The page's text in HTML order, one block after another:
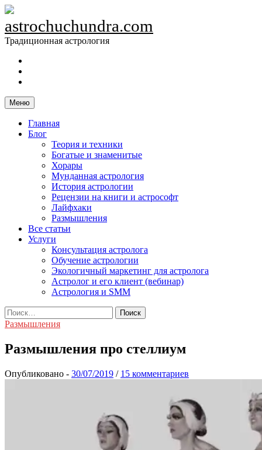
Skip
content
astrochuchundra.com
Традиционная астрология
Меню
Главная
Блог
Теория и техники
Богатые и знаменитые
Хорары
Мунданная астрология
История астрологии
Рецензии на книги и астрософт
Лайфхаки
Размышления
Все статьи
Услуги
Консультация астролога
Обучение астрологии
Экологичный маркетинг для астролога
Астролог и его клиент (вебинар)
Астрология и SMM
Найти:
Размышления
Размышления про стеллиум
Опубликовано - / 15 комментариев